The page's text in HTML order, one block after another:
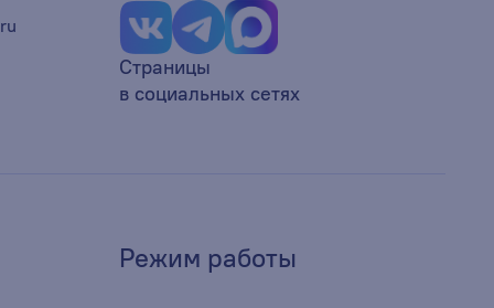
Страницы
в социальных сетях
Режим работы